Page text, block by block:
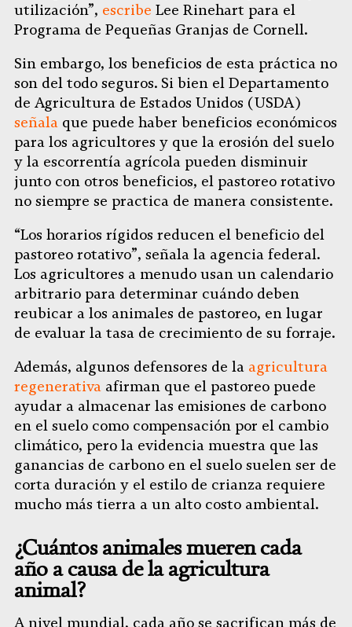
utilización”, escribe Lee Rinehart para el
Programa de Pequeñas Granjas de Cornell.
Sin embargo, los beneficios de esta práctica no
son del todo seguros. Si bien el Departamento
de Agricultura de Estados Unidos (USDA)
señala que puede haber beneficios económicos
para los agricultores y que la erosión del suelo
y la escorrentía agrícola pueden disminuir
junto con otros beneficios, el pastoreo rotativo
no siempre se practica de manera consistente.
“Los horarios rígidos reducen el beneficio del
pastoreo rotativo”, señala la agencia federal.
Los agricultores a menudo usan un calendario
arbitrario para determinar cuándo deben
reubicar a los animales de pastoreo, en lugar
de evaluar la tasa de crecimiento de su forraje.
Además, algunos defensores de la agricultura
regenerativa afirman que el pastoreo puede
ayudar a almacenar las emisiones de carbono
en el suelo como compensación por el cambio
climático, pero la evidencia muestra que las
ganancias de carbono en el suelo suelen ser de
corta duración y el estilo de crianza requiere
mucho más tierra a un alto costo ambiental.
¿Cuántos animales mueren cada
año a causa de la agricultura
animal?
A nivel mundial, cada año se sacrifican más de